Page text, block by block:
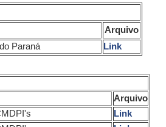
Arquivo
Estado do Paraná Link
Arquivo
Link